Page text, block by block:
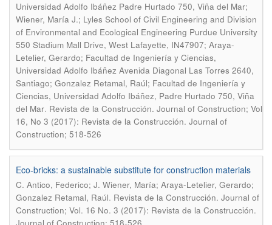
Universidad Adolfo Ibáñez Padre Hurtado 750, Viña del Mar;
Wiener, María J.; Lyles School of Civil Engineering and Division
of Environmental and Ecological Engineering Purdue University
550 Stadium Mall Drive, West Lafayette, IN47907; Araya-
Letelier, Gerardo; Facultad de Ingeniería y Ciencias,
Universidad Adolfo Ibáñez Avenida Diagonal Las Torres 2640,
Santiago; Gonzalez Retamal, Raúl; Facultad de Ingeniería y
Ciencias, Universidad Adolfo Ibáñez, Padre Hurtado 750, Viña
del Mar. Revista de la Construcción. Journal of Construction; Vol
16, No 3 (2017): Revista de la Construcción. Journal of
Construction; 518-526
Eco-bricks: a sustainable substitute for construction materials
C. Antico, Federico; J. Wiener, María; Araya-Letelier, Gerardo;
Gonzalez Retamal, Raúl. Revista de la Construcción. Journal of
Construction; Vol. 16 No. 3 (2017): Revista de la Construcción.